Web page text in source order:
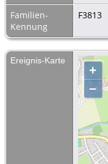
Familien-
Kennung
F3813
Ereignis-Karte
+
–